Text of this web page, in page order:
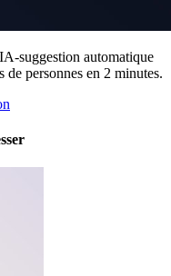
suggestion automatique
personnes en 2 minutes.